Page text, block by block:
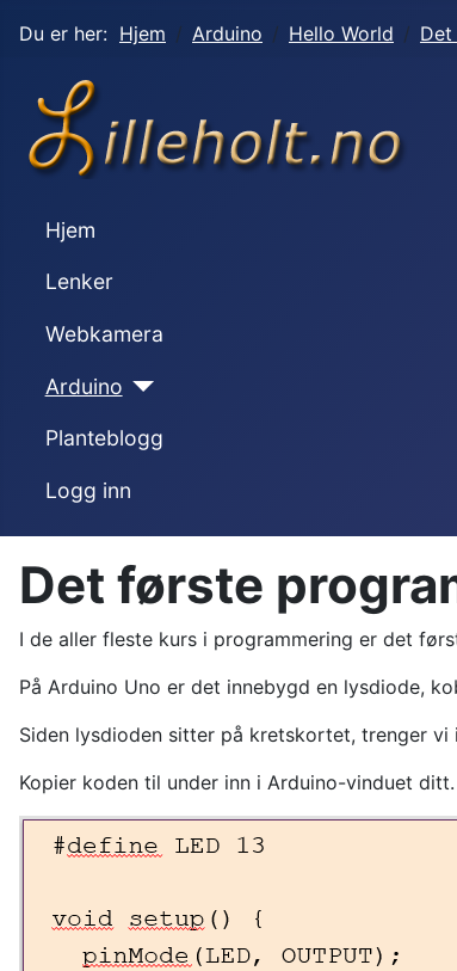
Du er her: Hjem Arduino Hello World
Hjem
Lenker
Webkamera
Arduino
Planteblogg
Logg inn
Det første
I de aller fleste kurs i programmering er det
På Arduino Uno er det innebygd en lysdiode,
Siden lysdioden sitter på kretskortet, trenger vi
Kopier koden til under inn i Arduino-vinduet ditt.